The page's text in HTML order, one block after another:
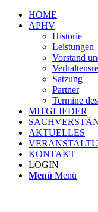
HOME
APHV
Historie
Leistungen
Vorstand
Satzung
Partner
Termine
MITGLIEDER
AKTUELLES
KONTAKT
LOGIN
Menü Menü